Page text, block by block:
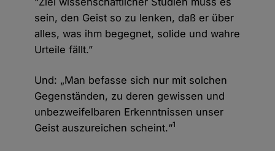
sein, den Geist so zu lenken, daß er über
alles, was ihm begegnet, solide und wahre
Urteile fällt.”
Und: „Man befasse sich nur mit solchen
Gegenständen, zu deren gewissen und
unbezweifelbaren Erkenntnissen unser
Geist auszureichen scheint.“1